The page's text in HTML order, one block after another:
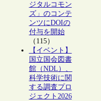
ジタルコモン
ズ」のコンテ
ンツにDOIの
付与を開始
（115）
【イベント】
国立国会図書
館（NDL）、
科学技術に関
する調査プロ
ジェクト2026